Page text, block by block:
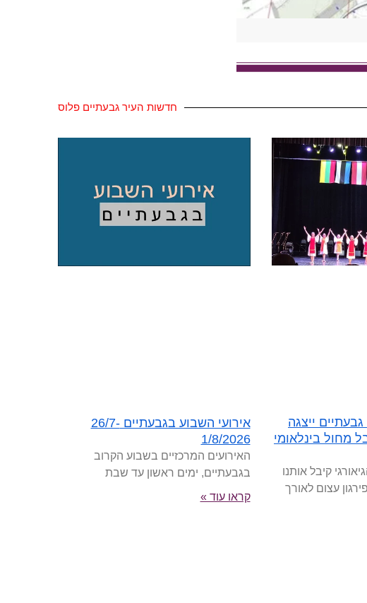
חדשות העיר גבעתיים פלוס
ייצגה
מחול בינלאומי
קיבל אותנו
עצום לאורך
אירועי השבוע בגבעתיים 26/7-
1/8/2026
האירועים המרכזיים בשבוע הקרוב
בגבעתיים, ימים ראשון עד שבת
קראו עוד »